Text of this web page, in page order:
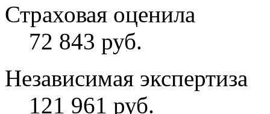
Страховая оценила
72 843 руб.
Независимая экспертиза
121 961 руб.